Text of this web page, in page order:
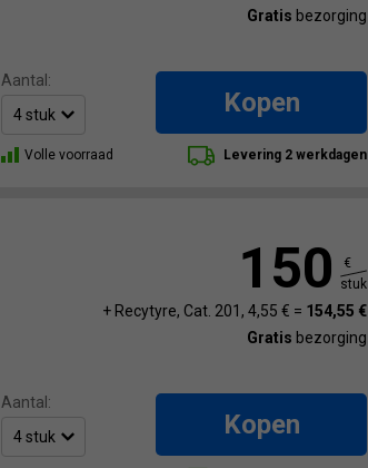
Gratis bezorging
Aantal:
Kopen
Volle voorraad Levering 2 werkdagen
150
€
stuk
+ Recytyre, Cat. 201, 4,55 € = 154,55 €
Gratis bezorging
Aantal:
Kopen